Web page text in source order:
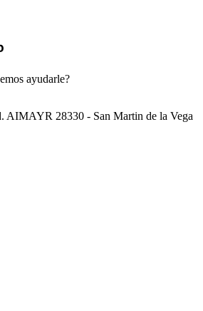
ayudarle?
AIMAYR 28330 - San Martin de la Vega